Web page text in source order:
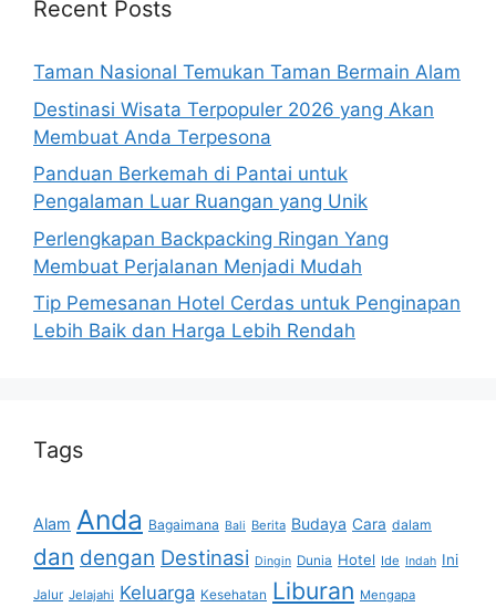
Recent Posts
Taman Nasional Temukan Taman Bermain Alam
Destinasi Wisata Terpopuler 2026 yang Akan
Membuat Anda Terpesona
Panduan Berkemah di Pantai untuk
Pengalaman Luar Ruangan yang Unik
Perlengkapan Backpacking Ringan Yang
Membuat Perjalanan Menjadi Mudah
Tip Pemesanan Hotel Cerdas untuk Penginapan
Lebih Baik dan Harga Lebih Rendah
Tags
Alam Anda Bagaimana Bali Berita Budaya Cara dalam
dan dengan Destinasi Dingin Dunia Hotel Ide Indah Ini
Jalur Jelajahi Keluarga Kesehatan Liburan Mengapa